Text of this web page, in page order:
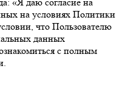
на условиях Политики
что Пользователю
данных
с полным